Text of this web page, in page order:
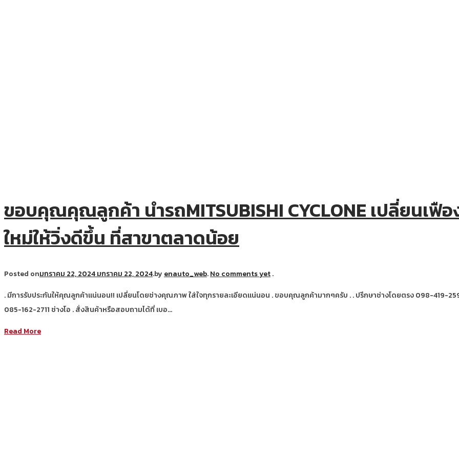
ขอบคุณคุณลูกค้า นำรถMITSUBISHI CYCLONE เปลี่ยนเฟื
ใหม่ให้วิ่งดีขึ้น ที่สาขาตลาดน้อย
Posted onมกราคม 22, 2024มกราคม 22, 2024.by enauto_web.No comments yet.
. มีการรับประกันให้คุณลูกค้าแน่นอน!! เปลี่ยนโดยช่างคุณภาพ ใส่ใจทุกรายละเอียดแน่นอน . ขอบคุณลูกค้ามากๆครับ . . ปรึกษาช่างโดยตรง 098-419-
085-162-2711 ช่างโอ . สั่งสินค้าหรือสอบถามได้ที่ เบอ…
Read More